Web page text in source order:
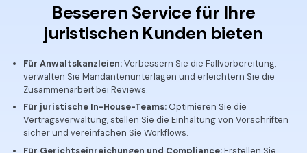
Support
PDFelement für Mac
Mobile App
PDFelement für iPhone/iPad
PDFelement für Android
Cloud
PDF lesen
PDF erstellen
PDF drucken
Heiße Themen
How-Tos
Mac-Software
OCR PDF Tipps
Business
KMU von 1-10p
10p+ Unternehmen
Jetzt kaufen Anmelden
Besseren Service für Ihre
juristischen Kunden bieten
Für Anwaltskanzleien:Verbessern Sie die Fallvorbereitung,
verwalten Sie Mandantenunterlagen und erleichtern Sie die
Zusammenarbeit bei Reviews.
Für juristische In-House-Teams: Optimieren Sie die
Vertragsverwaltung, stellen Sie die Einhaltung von Vorschriften
sicher und vereinfachen Sie Workflows.
Für Gerichtseinreichungen und Compliance:Erstellen Sie